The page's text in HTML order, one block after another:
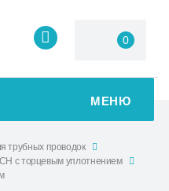
0
МЕНЮ
трубных проводок
с торцевым уплотнением